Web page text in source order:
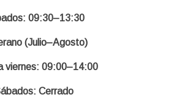
09:30–13:30
(Julio–Agosto)
viernes: 09:00–14:00
Cerrado